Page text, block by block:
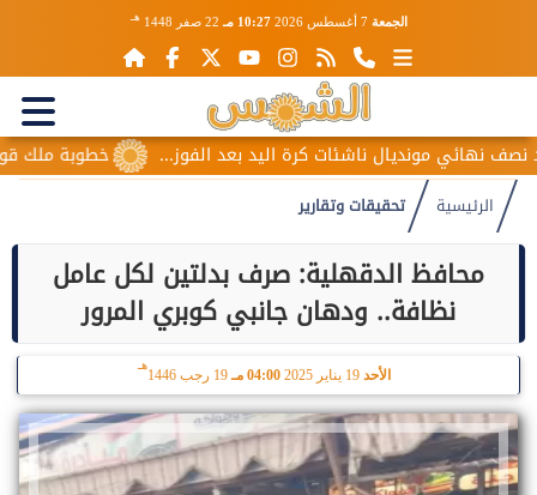
الجمعة 7 أغسطس 2026 10:27 مـ 22 صفر 1448 هـ
خطوبة ملك قورة ويوسف ناشئات كرة اليد بعد الفوز...
الرئيسية تحقيقات وتقارير
محافظ الدقهلية: صرف بدلتين لكل عامل
نظافة.. ودهان جانبي كوبري المرور
الأحد 19 يناير 2025 04:00 مـ 19 رجب 1446
هـ